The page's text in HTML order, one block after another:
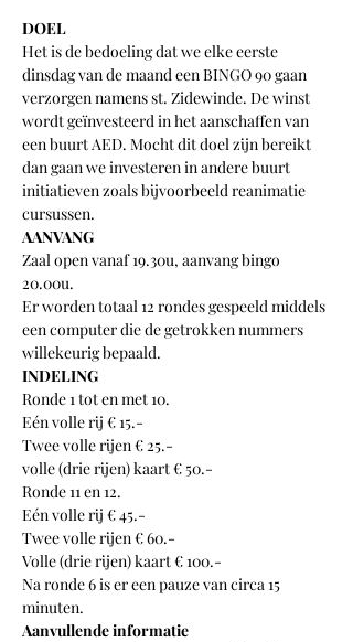
DOEL
Het is de bedoeling dat we elke eerste
dinsdag van de maand een BINGO 90 gaan
verzorgen namens st. Zidewinde. De winst
wordt geïnvesteerd in het aanschaffen van
een buurt AED. Mocht dit doel zijn bereikt
dan gaan we investeren in andere buurt
initiatieven zoals bijvoorbeeld reanimatie
cursussen.
AANVANG
Zaal open vanaf 19.30u, aanvang bingo
20.00u.
Er worden totaal 12 rondes gespeeld middels
een computer die de getrokken nummers
willekeurig bepaald.
INDELING
Ronde 1 tot en met 10.
Eén volle rij € 15.-
Twee volle rijen € 25.-
volle (drie rijen) kaart € 50.-
Ronde 11 en 12.
Eén volle rij € 45.-
Twee volle rijen € 60.-
Volle (drie rijen) kaart € 100.-
Na ronde 6 is er een pauze van circa 15
minuten.
Aanvullende informatie